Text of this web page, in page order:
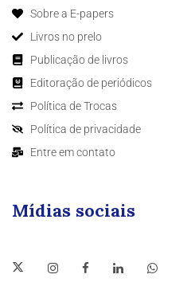
Sobre a E-papers
Livros no prelo
Publicação de livros
Editoração de periódicos
Política de Trocas
Política de privacidade
Entre em contato
Mídias sociais